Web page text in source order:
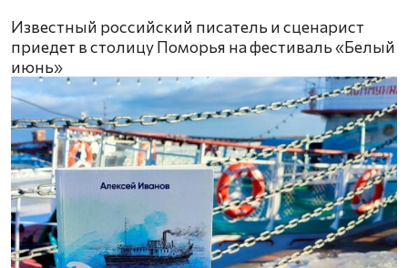
Известный российский писатель и сценарист
приедет в столицу Поморья на фестиваль «Белый
июнь»